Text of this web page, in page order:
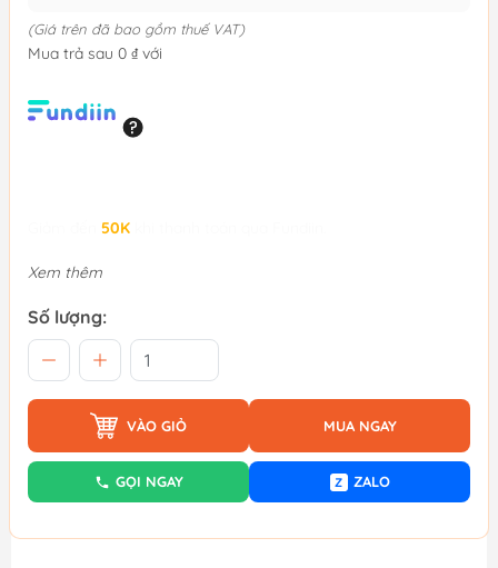
(Giá trên đã bao gồm thuế VAT)
Mua trả sau 0 ₫ với
50K
Xem thêm
Số lượng:
VÀO GIỎ MUA NGAY
GỌI NGAY Z ZALO